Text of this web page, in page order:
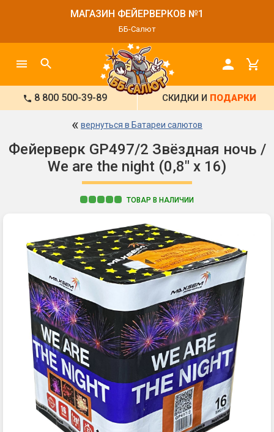
МАГАЗИН ФЕЙЕРВЕРКОВ №1
ББ-Салют
8 800 500-39-89 СКИДКИ И ПОДАРКИ
« вернуться в Батареи салютов
Фейерверк GP497/2 Звёздная ночь /
We are the night (0,8" х 16)
ТОВАР В НАЛИЧИИ